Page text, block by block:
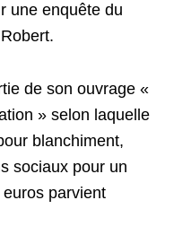
une enquête du
de son ouvrage «
» selon laquelle
blanchiment,
sociaux pour un
parvient